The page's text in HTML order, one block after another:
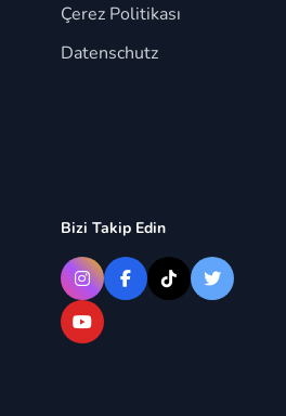
Çerez Politikası
Datenschutz
Bizi Takip Edin